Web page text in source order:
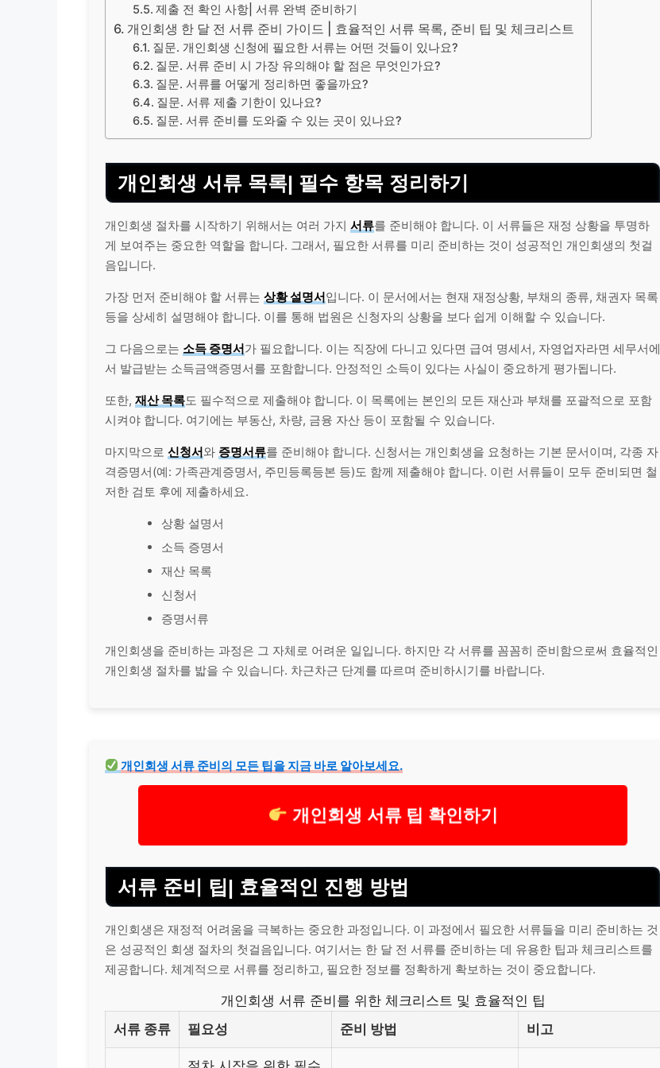
제출 전 확인 사항| 서류 완벽 준비하기
개인회생 한 달 전 서류 준비 가이드 | 효율적인 서류 목록, 준비 팁 및 체크리스트
질문. 개인회생 신청에 필요한 서류는 어떤 것들이 있나요?
질문. 서류 준비 시 가장 유의해야 할 점은 무엇인가요?
질문. 서류를 어떻게 정리하면 좋을까요?
질문. 서류 제출 기한이 있나요?
질문. 서류 준비를 도와줄 수 있는 곳이 있나요?
개인회생 서류 목록| 필수 항목 정리하기
개인회생 절차를 시작하기 위해서는 여러 가지 서류를 준비해야 합니다. 이 서류들은 재정 상황을 투명하
게 보여주는 중요한 역할을 합니다. 그래서, 필요한 서류를 미리 준비하는 것이 성공적인 개인회생의 첫걸
음입니다.
가장 먼저 준비해야 할 서류는 상황 설명서입니다. 이 문서에서는 현재 재정상황, 부채의 종류, 채권자 목록
등을 상세히 설명해야 합니다. 이를 통해 법원은 신청자의 상황을 보다 쉽게 이해할 수 있습니다.
그 다음으로는 소득 증명서가 필요합니다. 이는 직장에 다니고 있다면 급여 명세서, 자영업자라면 세무서에
서 발급받는 소득금액증명서를 포함합니다. 안정적인 소득이 있다는 사실이 중요하게 평가됩니다.
또한, 재산 목록도 필수적으로 제출해야 합니다. 이 목록에는 본인의 모든 재산과 부채를 포괄적으로 포함
시켜야 합니다. 여기에는 부동산, 차량, 금융 자산 등이 포함될 수 있습니다.
마지막으로 신청서와 증명서류를 준비해야 합니다. 신청서는 개인회생을 요청하는 기본 문서이며, 각종 자
격증명서(예: 가족관계증명서, 주민등록등본 등)도 함께 제출해야 합니다. 이런 서류들이 모두 준비되면 철
저한 검토 후에 제출하세요.
상황 설명서
소득 증명서
재산 목록
신청서
증명서류
개인회생을 준비하는 과정은 그 자체로 어려운 일입니다. 하지만 각 서류를 꼼꼼히 준비함으로써 효율적인
개인회생 절차를 밟을 수 있습니다. 차근차근 단계를 따르며 준비하시기를 바랍니다.
개인회생 서류 준비의 모든 팁을 지금 바로 알아보세요.
개인회생 서류 팁 확인하기
서류 준비 팁| 효율적인 진행 방법
개인회생은 재정적 어려움을 극복하는 중요한 과정입니다. 이 과정에서 필요한 서류들을 미리 준비하는 것
은 성공적인 회생 절차의 첫걸음입니다. 여기서는 한 달 전 서류를 준비하는 데 유용한 팁과 체크리스트를
제공합니다. 체계적으로 서류를 정리하고, 필요한 정보를 정확하게 확보하는 것이 중요합니다.
개인회생 서류 준비를 위한 체크리스트 및 효율적인 팁
서류 종류
필요성 준비 방법 비고